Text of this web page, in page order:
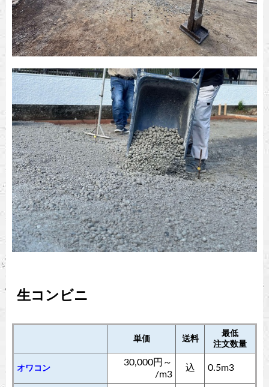
駐車場
〜20㎡まで ¥168,000 ¥204,000
〜40㎡まで ¥232,000 ¥302,000
40㎡〜（単
価）
5,000円/m2 6,500円/m2
免責事項:詳しくはこちら
生コンビニ
単価 送料
最低
注文数量
オワコン
30,000円～
/m3
込 0.5m3